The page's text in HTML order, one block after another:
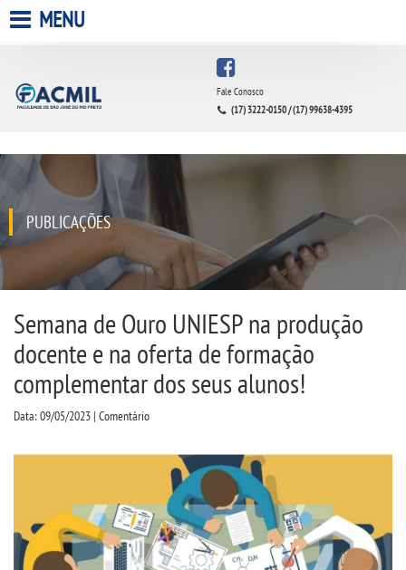
A FACULDADE
QUEM SOMOS
INFRAESTRUTURA
BIBLIOTECA
CPA
CPSA
PROUNI
CURSOS
BACHARELADOS
MENU
Fale Conosco
(17) 3222-0150 / (17) 99638-4395
PUBLICAÇÕES
Semana de Ouro UNIESP na produção
docente e na oferta de formação
complementar dos seus alunos!
Data: 09/05/2023 | Comentário